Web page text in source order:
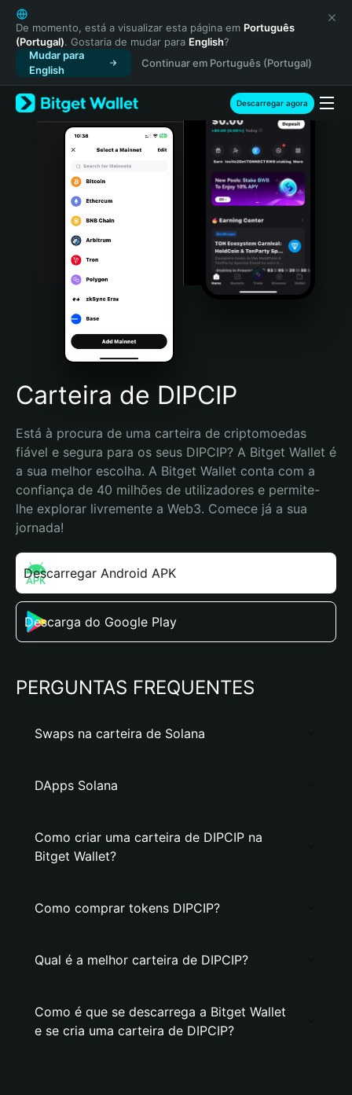
English
日本語
Tiếng Việt
Русский
Español (Latinoamérica)
Türkçe
Italiano
Português (Portugal)
Bahasa Indonesia
Português (Brasil)
Español (Argentina)
De momento, está a visualizar esta página em Português
(Portugal). Gostaria de mudar para English?
Mudar para
English
Continuar em Português (Portugal)
Descarregar agora
Carteira de DIPCIP
Está à procura de uma carteira de criptomoedas
fiável e segura para os seus DIPCIP? A Bitget Wallet é
a sua melhor escolha. A Bitget Wallet conta com a
confiança de 40 milhões de utilizadores e permite-
lhe explorar livremente a Web3. Comece já a sua
jornada!
Descarregar Android APK
Descarga do Google Play
PERGUNTAS FREQUENTES
Swaps na carteira de Solana
DApps Solana
Como criar uma carteira de DIPCIP na
Bitget Wallet?
Como comprar tokens DIPCIP?
Qual é a melhor carteira de DIPCIP?
Como é que se descarrega a Bitget Wallet
e se cria uma carteira de DIPCIP?